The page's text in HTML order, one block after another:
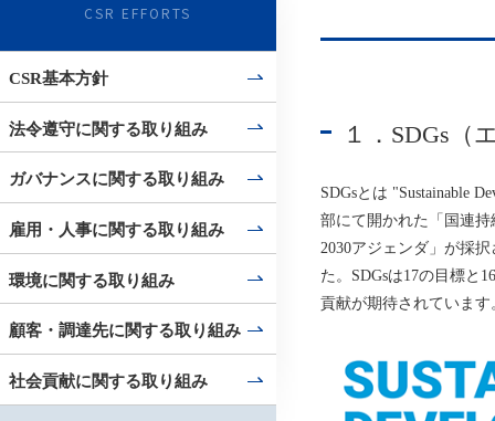
１．SDGs（
SDGsとは "Sustainable
部にて開かれた「国連
2030アジェンダ」が採択
た。SDGsは17の目標と
貢献が期待されています
CSR基本方針
法令遵守に関する取り組み
ガバナンスに関する取り組み
雇用・人事に関する取り組み
環境に関する取り組み
顧客・調達先に関する取り組み
社会貢献に関する取り組み